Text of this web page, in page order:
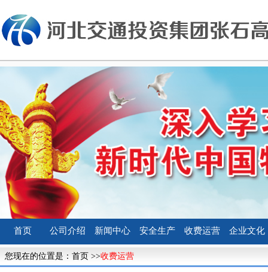
首页 公司介绍 新闻中心 安全生产 收费运营 企业文化
您现在的位置是： 首页 >>收费运营